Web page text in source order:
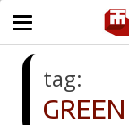
tag: